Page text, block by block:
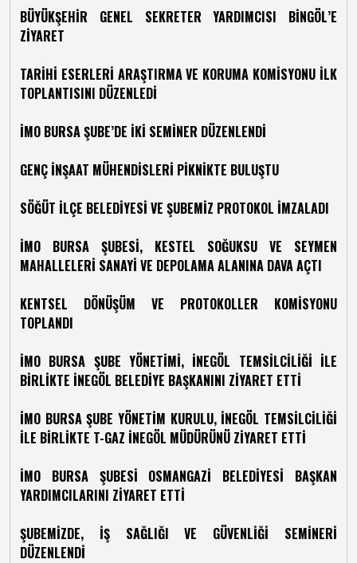
BÜYÜKŞEHİR GENEL SEKRETER YARDIMCISI BİNGÖL’E
ZİYARET
TARİHİ ESERLERİ ARAŞTIRMA VE KORUMA KOMİSYONU İLK
TOPLANTISINI DÜZENLEDİ
İMO BURSA ŞUBE’DE İKİ SEMİNER DÜZENLENDİ
GENÇ İNŞAAT MÜHENDİSLERİ PİKNİKTE BULUŞTU
SÖĞÜT İLÇE BELEDİYESİ VE ŞUBEMİZ PROTOKOL İMZALADI
İMO BURSA ŞUBESİ, KESTEL SOĞUKSU VE SEYMEN
MAHALLELERİ SANAYİ VE DEPOLAMA ALANINA DAVA AÇTI
KENTSEL DÖNÜŞÜM VE PROTOKOLLER KOMİSYONU
TOPLANDI
İMO BURSA ŞUBE YÖNETİMİ, İNEGÖL TEMSİLCİLİĞİ İLE
BİRLİKTE İNEGÖL BELEDİYE BAŞKANINI ZİYARET ETTİ
İMO BURSA ŞUBE YÖNETİM KURULU, İNEGÖL TEMSİLCİLİĞİ
İLE BİRLİKTE T-GAZ İNEGÖL MÜDÜRÜNÜ ZİYARET ETTİ
İMO BURSA ŞUBESİ OSMANGAZİ BELEDİYESİ BAŞKAN
YARDIMCILARINI ZİYARET ETTİ
ŞUBEMİZDE, İŞ SAĞLIĞI VE GÜVENLİĞİ SEMİNERİ
DÜZENLENDİ